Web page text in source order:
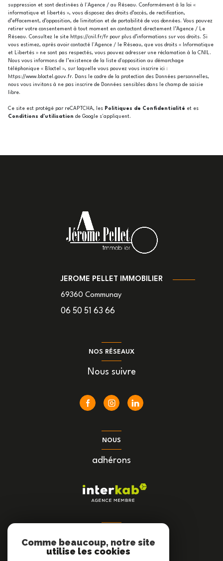
suppression et sont destinées à l'Agence / au Réseau. Conformément à la loi «
informatique et libertés », vous disposez des droits d’accès, de rectification,
d’effacement, d’opposition, de limitation et de portabilité de vos données. Vous pouvez
retirer votre consentement à tout moment en contactant directement l’Agence / Le
Réseau. Consultez le site https://cnil.fr/frpour plus d’informations sur vos droits. Si
vous estimez, après avoir contacté l'Agence / le Réseau, que vos droits « Informatique
et Libertés » ne sont pas respectés, vous pouvez adresser une réclamation à la CNIL.
Nous vous informons de l’existence de la liste d'opposition au démarchage
téléphonique « Bloctel », sur laquelle vous pouvez vous inscrire ici :
https://www.bloctel.gouv.fr. Dans le cadre de la protection des Données personnelles,
nous vous invitons à ne pas inscrire de Données sensibles dans le champ de saisie
libre.
Ce site est protégé par reCAPTCHA, les Politiques de Confidentialité et es
Conditions d'utilisation de Google s'appliquent.
JEROME PELLET IMMOBILIER
69360 Communay
06 50 51 63 66
NOS RÉSEAUX
Nous suivre
NOUS
adhérons
Comme beaucoup, notre site
utilise les cookies